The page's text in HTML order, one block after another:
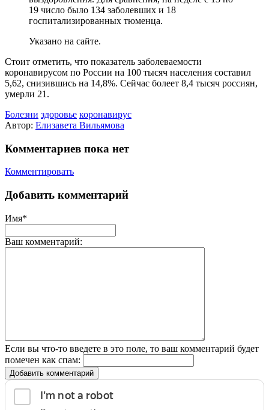
19 число было 134 заболевших и 18
госпитализированных тюменца.
Указано на сайте.
Стоит отметить, что показатель заболеваемости
коронавирусом по России на 100 тысяч населения составил
5,62, снизившись на 14,8%. Сейчас болеет 8,4 тысяч россиян,
умерли 21.
Болезни здоровье коронавирус
Автор: Елизавета Вильямова
Комментариев пока нет
Комментировать
Добавить комментарий
Имя*
Ваш комментарий:
Если вы что-то введете в это поле, то ваш комментарий будет
помечен как спам:
Добавить комментарий